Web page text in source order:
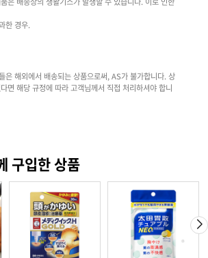
한 경우.
은 해외에서 배송되는 상품으로써, AS가 불가합니다. 상
면 해당 규정에 따라 고객님께서 직접 처리하셔야 합니
구입한 상품